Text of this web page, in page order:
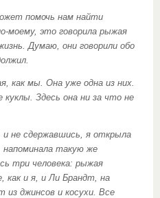
помочь нам найти
моему, это говорила рыжая
Думаю, они говорили обо
как мы. Она уже одна из них.
Здесь она ни за что не
не сдержавшись, я открыла
такую же
три человека: рыжая
как и я, и Ли Брандт, на
из джинсов и косухи. Все